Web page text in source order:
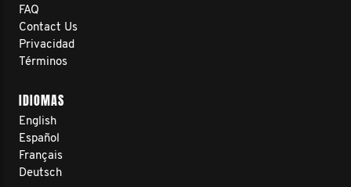
FAQ
Contact Us
Privacidad
Términos
IDIOMAS
English
Español
Français
Deutsch